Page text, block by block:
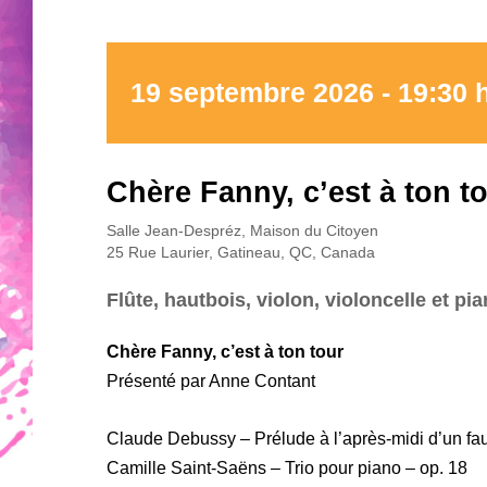
19 septembre 2026 - 19:30
Chère Fanny, c’est à ton
Salle Jean-Despréz, Maison du Citoyen
25 Rue Laurier, Gatineau, QC, Canada
Flûte, hautbois, violon, violoncelle et
Chère Fanny, c’est à ton tour
Présenté par Anne Contant
Claude Debussy – Prélude à l’après-midi d’un
Camille Saint-Saëns – Trio pour piano – op. 18